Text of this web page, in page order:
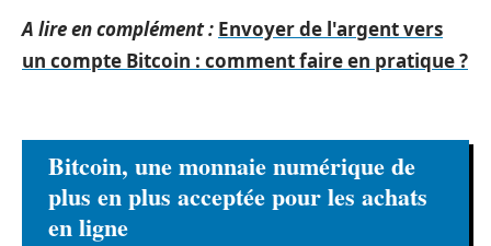
A lire en complément : Envoyer de l'argent vers
un compte Bitcoin : comment faire en pratique ?
Bitcoin, une monnaie numérique de
plus en plus acceptée pour les achats
en ligne